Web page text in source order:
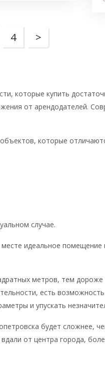
4 >
которые купить
от арендодателей.
которые
случае.
идеальное помещение
метров, тем дороже
есть
и упускать
будет сложнее,
от центра города,